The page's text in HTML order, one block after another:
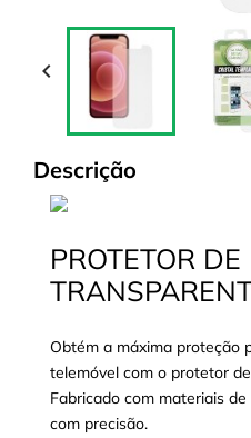

Descrição
PROTETOR DE
Obtém a máxima proteção
telemóvel com o protetor
Fabricado com materiais
com precisão.